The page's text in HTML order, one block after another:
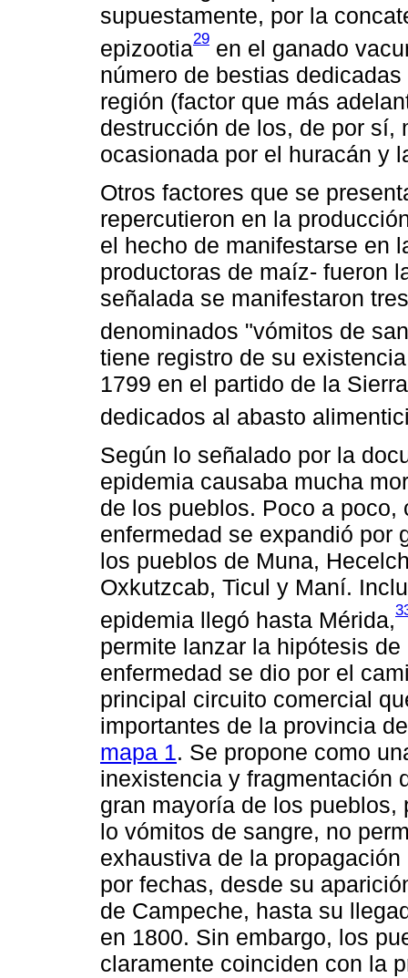
supuestamente, por la
epizootia29 en el ganado
número de bestias
región (factor que más
destrucción de los, de por sí,
ocasionada por el huracán y
Otros factores que se
repercutieron en la
el hecho de manifestarse en
productoras de maíz- fueron
señalada se manifestaron
denominados "vómitos de
tiene registro de su
1799 en el partido de la
dedicados al abasto
Según lo señalado por la
epidemia causaba mucha
de los pueblos. Poco a
enfermedad se expandió por
los pueblos de Muna,
Oxkutzcab, Ticul y Maní.
epidemia llegó hasta Mérida,
permite lanzar la hipótesis
enfermedad se dio por el
principal circuito comercial
importantes de la provincia
mapa 1. Se propone como
inexistencia y fragmentación
gran mayoría de los
lo vómitos de sangre, no
exhaustiva de la
por fechas, desde su
de Campeche, hasta su
en 1800. Sin embargo, los
claramente coinciden con la